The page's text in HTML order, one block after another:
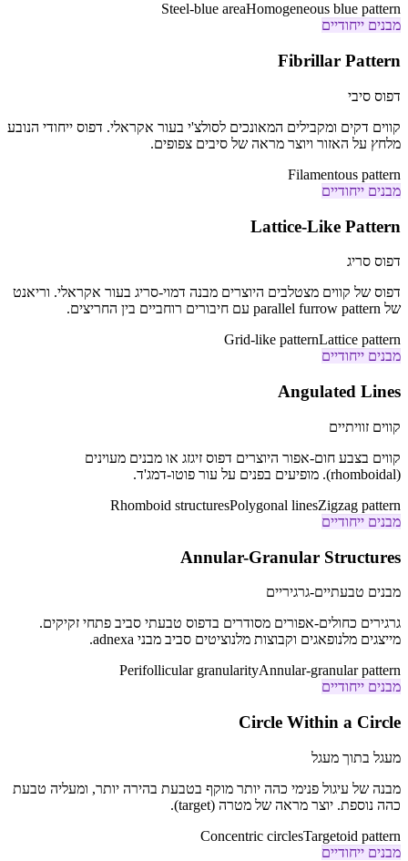
Homogeneous blue pattern
Steel-blue area
מבנים ייחודיים
Fibrillar Pattern
דפוס סיבי
קווים דקים ומקבילים המאונכים לסולצ'י בעור אקראלי. דפוס ייחודי הנובע
מלחץ על האזור ויוצר מראה של סיבים צפופים.
Filamentous pattern
מבנים ייחודיים
Lattice-Like Pattern
דפוס סריג
דפוס של קווים מצטלבים היוצרים מבנה דמוי-סריג בעור אקראלי. וריאנט
של parallel furrow pattern עם חיבורים רוחביים בין החריצים.
Lattice pattern
Grid-like pattern
מבנים ייחודיים
Angulated Lines
קווים זוויתיים
קווים בצבע חום-אפור היוצרים דפוס זיגזג או מבנים מעוינים
(rhomboidal). מופיעים בפנים על עור פוטו-דמג'ד.
Zigzag pattern
Polygonal lines
Rhomboid structures
מבנים ייחודיים
Annular-Granular Structures
מבנים טבעתיים-גרגיריים
גרגירים כחולים-אפורים מסודרים בדפוס טבעתי סביב פתחי זקיקים.
מייצגים מלנופאגים וקבוצות מלנוציטים סביב מבני adnexa.
Annular-granular pattern
Perifollicular granularity
מבנים ייחודיים
Circle Within a Circle
מעגל בתוך מעגל
מבנה של עיגול פנימי כהה יותר מוקף בטבעת בהירה יותר, ומעליה טבעת
כהה נוספת. יוצר מראה של מטרה (target).
Targetoid pattern
Concentric circles
מבנים ייחודיים